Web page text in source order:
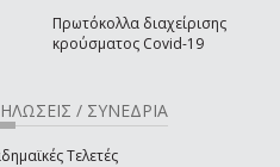
Πρωτόκολλα διαχείρισης
κρούσματος Covid-19
/ ΣΥΝΕΔΡΙΑ
Τελετές